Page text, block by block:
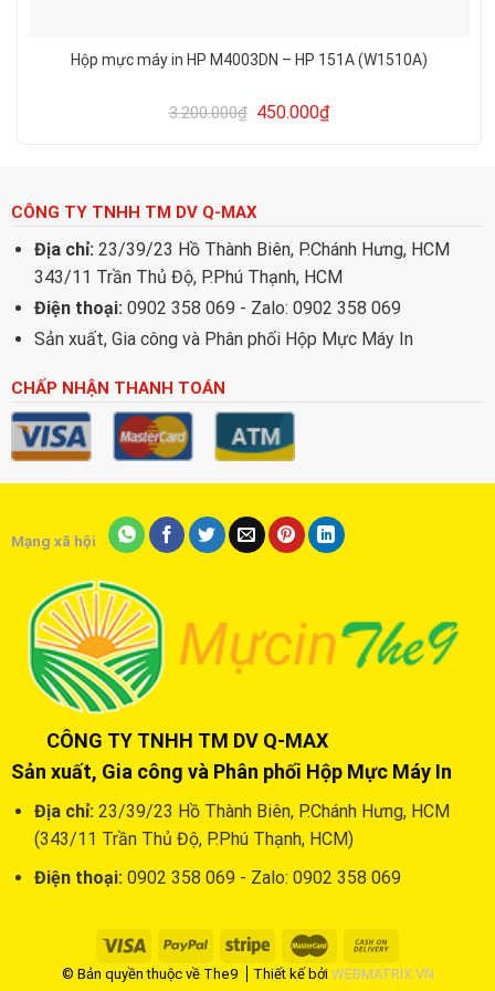
Hộp mực máy in HP M4003DN – HP 151A (W1510A)
3.200.000₫ 450.000₫
CÔNG TY TNHH TM DV Q-MAX
Địa chỉ: 23/39/23 Hồ Thành Biên, P.Chánh Hưng, HCM
343/11 Trần Thủ Độ, P.Phú Thạnh, HCM
Điện thoại: 0902 358 069 - Zalo: 0902 358 069
Sản xuất, Gia công và Phân phối Hộp Mực Máy In
CHẤP NHẬN THANH TOÁN
Mạng xã hội
CÔNG TY TNHH TM DV Q-MAX
Sản xuất, Gia công và Phân phối Hộp Mực Máy In
Địa chỉ: 23/39/23 Hồ Thành Biên, P.Chánh Hưng, HCM
(343/11 Trần Thủ Độ, P.Phú Thạnh, HCM)
Điện thoại: 0902 358 069 - Zalo: 0902 358 069
© Bản quyền thuộc về The9 Thiết kế bởi WEBMATRIX.VN